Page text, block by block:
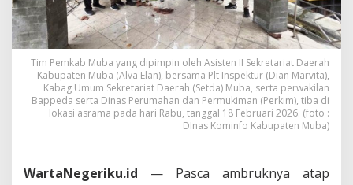
u
b
a
d
i
Y
o
g
y
a
Tim Pemkab Muba yang dipimpin oleh Asisten II Sekretariat Daerah
Kabupaten Muba (Alva Elan), bersama Plt Inspektur (Dian Marvita),
Kabag Umum Sekretariat Daerah (Setda) Muba, serta perwakilan
Bappeda serta Dinas Perumahan dan Permukiman (Perkim), tiba di
lokasi asrama pada hari Rabu, tanggal 18 Februari 2026. (foto :
DInas Kominfo Kabupaten Muba)
WartaNegeriku.id — Pasca ambruknya atap